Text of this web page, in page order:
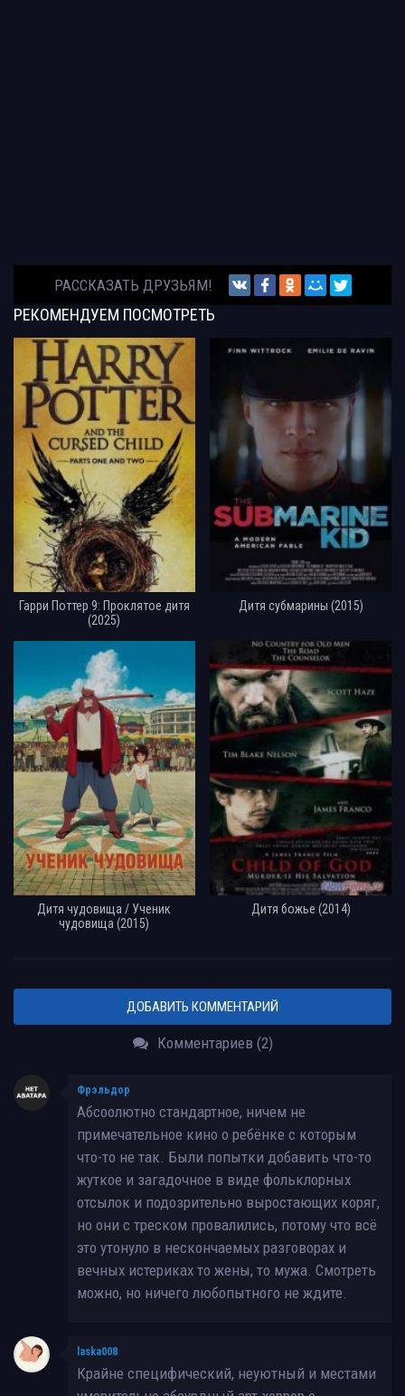
РАССКАЗАТЬ ДРУЗЬЯМ!
РЕКОМЕНДУЕМ ПОСМОТРЕТЬ
Гарри Поттер 9: Проклятое дитя
(2025)
Дитя субмарины (2015)
Дитя чудовища / Ученик
чудовища (2015)
Дитя божье (2014)
ДОБАВИТЬ КОММЕНТАРИЙ
Комментариев (2)
Фрэльдор
Абсоолютно стандартное, ничем не
примечательное кино о ребёнке с которым
что-то не так. Были попытки добавить что-то
жуткое и загадочное в виде фольклорных
отсылок и подозрительно выростающих коряг,
но они с треском провалились, потому что всё
это утонуло в нескончаемых разговорах и
вечных истериках то жены, то мужа. Смотреть
можно, но ничего любопытного не ждите.
laska008
Крайне специфический, неуютный и местами